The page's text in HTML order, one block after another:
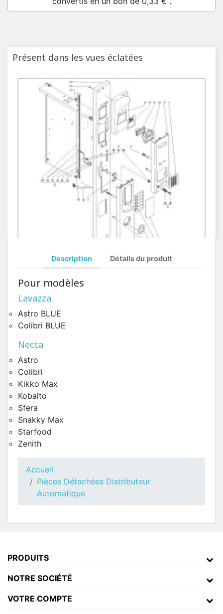
Présent dans les vues éclatées
Pièces Détachées Distributeur Automatique
Porte Côté Intérieur Necta Oblo
Pièces Détachées Distributeur Automatique
Description Détails du produit
Pour modèles
Lavazza
Astro BLUE
Colibri BLUE
Necta
Astro
Colibri
Kikko Max
Kobalto
Sfera
Snakky Max
Starfood
Zenith
Accueil
Pièces Détachées Distributeur
Automatique
PRODUITS
NOTRE SOCIÉTÉ
VOTRE COMPTE